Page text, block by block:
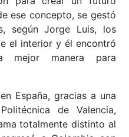
ese concepto, se gestó
según Jorge Luis, los
el interior y él encontró
mejor manera para
España, gracias a una
de Valencia,
totalmente distinto al